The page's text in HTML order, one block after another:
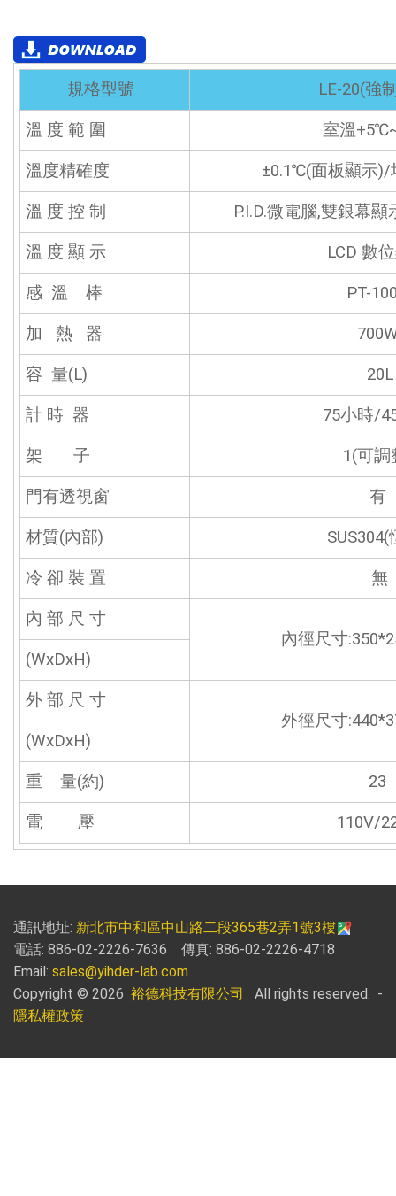
規格型號 LE-20(強
溫 度 範 圍 室溫
溫度精確度 ±0.1℃(面板顯示
溫 度 控 制 P.I.D.微電腦,雙銀幕
溫 度 顯 示 LCD 數
感 溫 棒 PT-
加 熱 器
容 量(L) 20L
計 時 器 75小時/
架 子 1(可調
門有透視窗 有
材質(內部) SUS304(
冷 卻 裝 置 無
內 部 尺 寸
內徑尺寸
(WxDxH)
外 部 尺 寸
外徑尺寸
(WxDxH)
重 量(約) 23
電 壓 110V/
通訊地址: 新北市中和區中山路二段365巷2弄1號3樓
電話: 886-02-2226-7636 傳真: 886-02-2226-4718
Email: sales@yihder-lab.com
Copyright © 2026 裕德科技有限公司 All rights reserved. -
隱私權政策